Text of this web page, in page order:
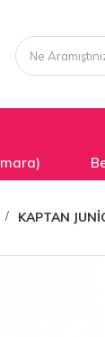
KAPTAN